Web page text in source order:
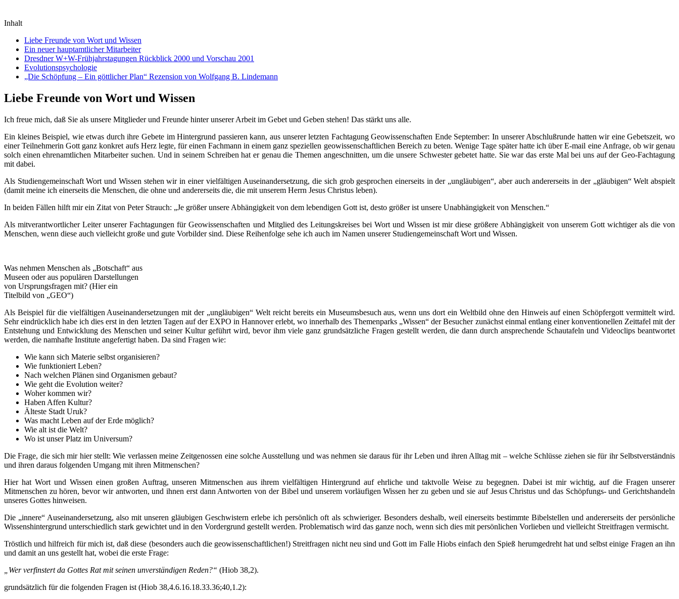
Inhalt
Liebe Freunde von Wort und Wissen
Ein neuer hauptamtlicher Mitarbeiter
Dresdner W+W-Frühjahrstagungen Rückblick 2000 und Vorschau 2001
Evolutionspsychologie
„Die Schöpfung – Ein göttlicher Plan“ Rezension von Wolfgang B. Lindemann
Liebe Freunde von Wort und Wissen
Ich freue mich, daß Sie als unsere Mitglieder und Freunde hinter unserer Arbeit im Gebet und Geben stehen! Das stärkt uns alle.
Ein kleines Beispiel, wie etwas durch ihre Gebete im Hintergrund passieren kann, aus unserer letzten Fachtagung Geowissenschaften Ende September: In unserer Abschlußrunde hatten wir eine Gebetszeit, wo
einer Teilnehmerin Gott ganz konkret aufs Herz legte, für einen Fachmann in einem ganz speziellen geowissenschaftlichen Bereich zu beten. Wenige Tage später hatte ich über E-mail eine Anfrage, ob wir genau
solch einen ehrenamtlichen Mitarbeiter suchen. Und in seinem Schreiben hat er genau die Themen angeschnitten, um die unsere Schwester gebetet hatte. Sie war das erste Mal bei uns auf der Geo-Fachtagung
mit dabei.
Als Studiengemeinschaft Wort und Wissen stehen wir in einer vielfältigen Auseinandersetzung, die sich grob gesprochen einerseits in der „ungläubigen“, aber auch andererseits in der „gläubigen“ Welt abspielt
(damit meine ich einerseits die Menschen, die ohne und andererseits die, die mit unserem Herrn Jesus Christus leben).
In beiden Fällen hilft mir ein Zitat von Peter Strauch: „Je größer unsere Abhängigkeit von dem lebendigen Gott ist, desto größer ist unsere Unabhängigkeit von Menschen.“
Als mitverantwortlicher Leiter unserer Fachtagungen für Geowissenschaften und Mitglied des Leitungskreises bei Wort und Wissen ist mir diese größere Abhängigkeit von unserem Gott wichtiger als die von
Menschen, wenn diese auch vielleicht große und gute Vorbilder sind. Diese Reihenfolge sehe ich auch im Namen unserer Studiengemeinschaft Wort und Wissen.
Was nehmen Menschen als „Botschaft“ aus
Museen oder aus populären Darstellungen
von Ursprungsfragen mit? (Hier ein
Titelbild von „GEO“)
Als Beispiel für die vielfältigen Auseinandersetzungen mit der „ungläubigen“ Welt reicht bereits ein Museumsbesuch aus, wenn uns dort ein Weltbild ohne den Hinweis auf einen Schöpfergott vermittelt wird.
Sehr eindrücklich habe ich dies erst in den letzten Tagen auf der EXPO in Hannover erlebt, wo innerhalb des Themenparks „Wissen“ der Besucher zunächst einmal entlang einer konventionellen Zeittafel mit der
Entstehung und Entwicklung des Menschen und seiner Kultur geführt wird, bevor ihm viele ganz grundsätzliche Fragen gestellt werden, die dann durch ansprechende Schautafeln und Videoclips beantwortet
werden, die namhafte Institute angefertigt haben. Da sind Fragen wie:
Wie kann sich Materie selbst organisieren?
Wie funktioniert Leben?
Nach welchen Plänen sind Organismen gebaut?
Wie geht die Evolution weiter?
Woher kommen wir?
Haben Affen Kultur?
Älteste Stadt Uruk?
Was macht Leben auf der Erde möglich?
Wie alt ist die Welt?
Wo ist unser Platz im Universum?
Die Frage, die sich mir hier stellt: Wie verlassen meine Zeitgenossen eine solche Ausstellung und was nehmen sie daraus für ihr Leben und ihren Alltag mit – welche Schlüsse ziehen sie für ihr Selbstverständnis
und ihren daraus folgenden Umgang mit ihren Mitmenschen?
Hier hat Wort und Wissen einen großen Auftrag, unseren Mitmenschen aus ihrem vielfältigen Hintergrund auf ehrliche und taktvolle Weise zu begegnen. Dabei ist mir wichtig, auf die Fragen unserer
Mitmenschen zu hören, bevor wir antworten, und ihnen erst dann Antworten von der Bibel und unserem vorläufigen Wissen her zu geben und sie auf Jesus Christus und das Schöpfungs- und Gerichtshandeln
unseres Gottes hinweisen.
Die „innere“ Auseinandersetzung, also mit unseren gläubigen Geschwistern erlebe ich persönlich oft als schwieriger. Besonders deshalb, weil einerseits bestimmte Bibelstellen und andererseits der persönliche
Wissenshintergrund unterschiedlich stark gewichtet und in den Vordergrund gestellt werden. Problematisch wird das ganze noch, wenn sich dies mit persönlichen Vorlieben und vielleicht Streitfragen vermischt.
Tröstlich und hilfreich für mich ist, daß diese (besonders auch die geowissenschaftlichen!) Streitfragen nicht neu sind und Gott im Falle Hiobs einfach den Spieß herumgedreht hat und selbst einige Fragen an ihn
und damit an uns gestellt hat, wobei die erste Frage:
„Wer verfinstert da Gottes Rat mit seinen unverständigen Reden?“ (Hiob 38,2).
grundsätzlich für die folgenden Fragen ist (Hiob 38,4.6.16.18.33.36;40,1.2):